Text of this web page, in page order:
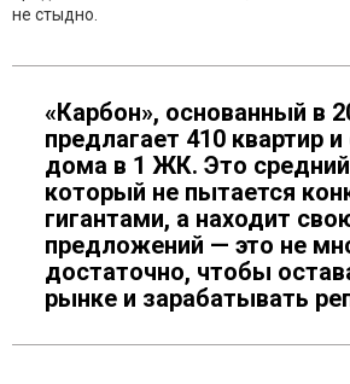
не стыдно.
«Карбон», основанный в
предлагает 410 квартир
дома в 1 ЖК. Это средний
который не пытается
гигантами, а находит
предложений — это не
достаточно, чтобы
рынке и зарабатывать